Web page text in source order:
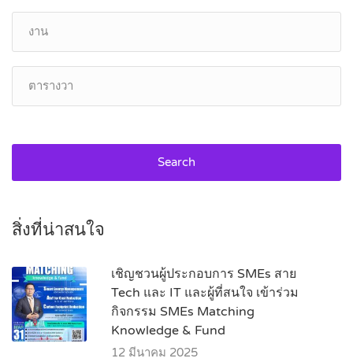
Search
สิ่งที่น่าสนใจ
เชิญชวนผู้ประกอบการ SMEs สาย
Tech และ IT และผู้ที่สนใจ เข้าร่วม
กิจกรรม SMEs Matching
Knowledge & Fund
12 มีนาคม 2025